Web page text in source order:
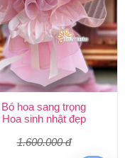
Bó hoa sang trọng
Hoa sinh nhật đẹp
1.600.000 đ